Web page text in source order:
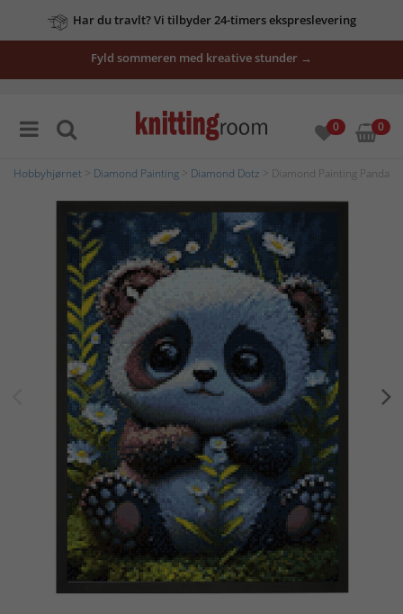
Har du travlt? Vi tilbyder 24-timers ekspreslevering
Fyld sommeren med kreative stunder →
0 0
Hobbyhjørnet Diamond Painting Diamond Dotz > Diamond Painting Panda